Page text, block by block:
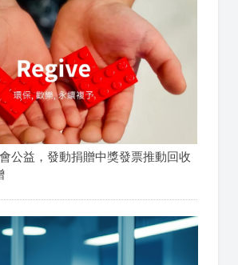
公益，發動捐贈中獎發票推動回收